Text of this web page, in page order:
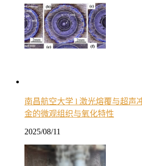
南昌航空大学 l 激光熔覆与超声
金的微观组织与氧化特性
2025/08/11